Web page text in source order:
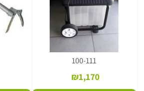
100-111
₪1,170